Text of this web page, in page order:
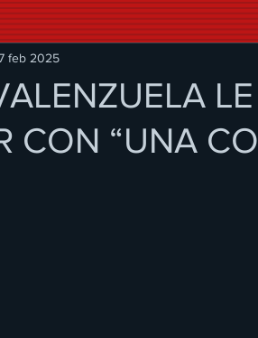
CON “UNA
feb 2025